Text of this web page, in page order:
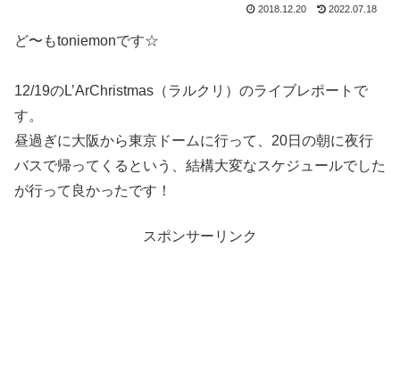
2018.12.20 2022.07.18
ど〜もtoniemonです☆
12/19のL’ArChristmas（ラルクリ）のライブレポートで
す。
昼過ぎに大阪から東京ドームに行って、20日の朝に夜行
バスで帰ってくるという、結構大変なスケジュールでした
が行って良かったです！
スポンサーリンク